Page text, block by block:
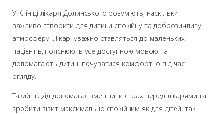
У Клініці лікаря Долинського розуміють, наскільки
важливо створити для дитини спокійну та доброзичливу
атмосферу. Лікарі уважно ставляться до маленьких
пацієнтів, пояснюють усе доступною мовою та
допомагають дитині почуватися комфортно під час
огляду.
Такий підхід допомагає зменшити страх перед лікарями та
зробити візит максимально спокійним як для дітей, так і